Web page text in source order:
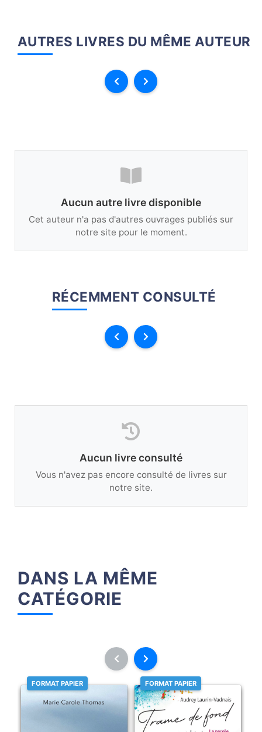
AUTRES LIVRES DU MÊME AUTEUR
Aucun autre livre disponible
Cet auteur n'a pas d'autres ouvrages publiés sur
notre site pour le moment.
RÉCEMMENT CONSULTÉ
Aucun livre consulté
Vous n'avez pas encore consulté de livres sur
notre site.
DANS LA MÊME
CATÉGORIE
FORMAT PAPIER FORMAT PAPIER